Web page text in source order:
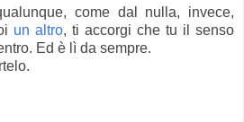
come dal nulla, invece,
un altro, ti accorgi che tu il senso
Ed è lì da sempre.